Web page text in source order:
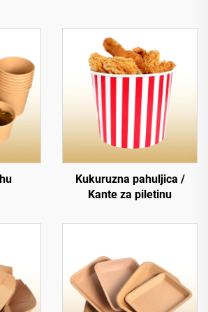
Kukuruzna pahuljica /
Kante za piletinu